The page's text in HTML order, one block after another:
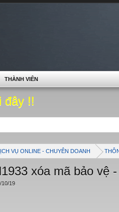
đây !!
VỤ ONLINE - CHUYÊN DOANH
xóa mã bảo vệ
10/19
THÀNH VIÊN